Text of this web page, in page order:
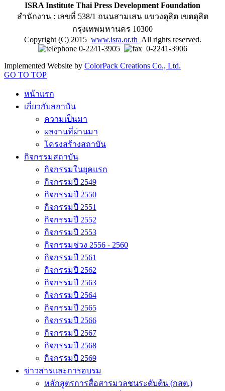
ISRA Institute Thai Press Development Foundation
สำนักงาน : เลขที่ 538/1 ถนนสามเสน แขวงดุสิต เขตดุสิต
กรุงเทพมหานคร 10300
Copyright (C) 2015 www.isra.or.th All rights reserved.
0-2241-3905
0-2241-3906
Implemented Website by ColorPack Creations Co., Ltd.
GO TO TOP
หน้าแรก
เกี่ยวกับสถาบัน
ความเป็นมา
ผลงานที่ผ่านมา
โครงสร้างสถาบัน
กิจกรรมสถาบัน
กิจกรรมในยุคแรก
กิจกรรมปี 2549
กิจกรรมปี 2550
กิจกรรมปี 2551
กิจกรรมปี 2552
กิจกรรมปี 2553
กิจกรรมช่วง 2556 - 2560
กิจกรรมปี 2561
กิจกรรมปี 2562
กิจกรรมปี 2563
กิจกรรมปี 2564
กิจกรรมปี 2565
กิจกรรมปี 2566
กิจกรรมปี 2567
กิจกรรมปี 2568
กิจกรรมปี 2569
ข่าวสารและการอบรม
หลักสูตรการสื่อสารมวลชนระดับต้น (กสต.)